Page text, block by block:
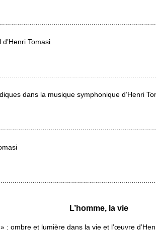
d’Henri Tomasi
dans la musique symphonique d’Henri
L’homme, la vie
: ombre et lumière dans la vie et l’œuvre